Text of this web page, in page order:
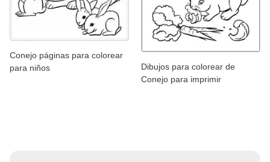
Conejo páginas para colorear
para niños
Dibujos para colorear de
Conejo para imprimir